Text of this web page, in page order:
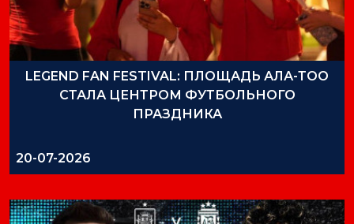
LEGEND FAN FESTIVAL: ПЛОЩАДЬ АЛА-ТОО
СТАЛА ЦЕНТРОМ ФУТБОЛЬНОГО
ПРАЗДНИКА
20-07-2026